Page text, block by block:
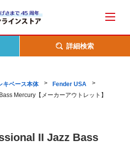
詳細検索
キベース本体
Fender USA
Mercury【メーカーアウトレット】
II Jazz Bass